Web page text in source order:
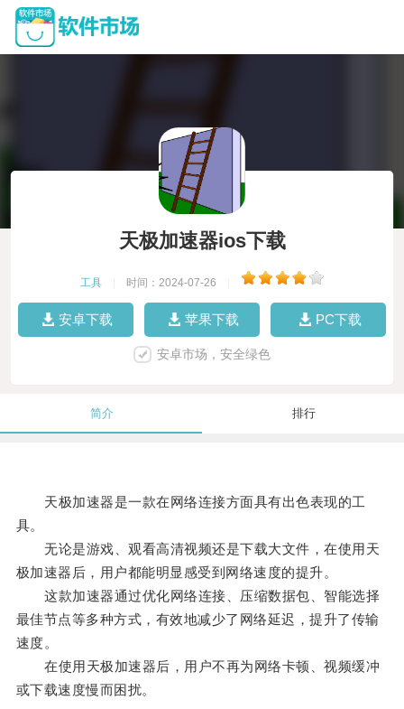
天极加速器ios下载
工具 时间：2024-07-26
安卓下载 苹果下载 PC下载
安卓市场，安全绿色
简介 排行
天极加速器是一款在网络连接方面具有出色表现的工
具。
无论是游戏、观看高清视频还是下载大文件，在使用天
极加速器后，用户都能明显感受到网络速度的提升。
这款加速器通过优化网络连接、压缩数据包、智能选择
最佳节点等多种方式，有效地减少了网络延迟，提升了传输
速度。
在使用天极加速器后，用户不再为网络卡顿、视频缓冲
或下载速度慢而困扰。